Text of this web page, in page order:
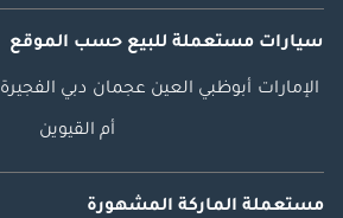
سيارات مستعملة للبيع حسب الموقع
الإمارات أبوظبي العين عجمان دبي الفجيرة
أم القيوين
مستعملة الماركة المشهورة